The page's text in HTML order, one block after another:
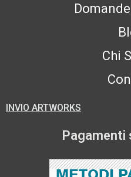
Chi
INVIO ARTWORKS
Pagamenti